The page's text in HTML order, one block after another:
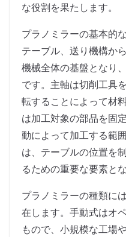
な役割を果たします。
プラノミラーの基本的
テーブル、送り機構か
機械全体の基盤となり
です。主軸は切削工具
転することによって材
は加工対象の部品を固
動によって加工する範
は、テーブルの位置を
るための重要な要素とな
プラノミラーの種類に
在します。手動式はオ
もので、小規模な工場